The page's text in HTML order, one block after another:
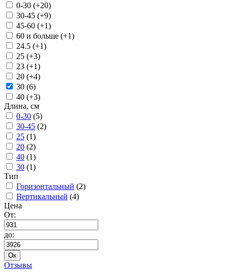
0-30 (+20)
30-45 (+9)
45-60 (+1)
60 и больше (+1)
24.5 (+1)
25 (+3)
23 (+1)
20 (+4)
30 (6)
40 (+3)
Длина, см
0-30 (5)
30-45 (2)
25 (1)
20 (2)
40 (1)
30 (1)
Тип
Горизонтальный (2)
Вертикальный (4)
Цена
От:
до:
Ок
Отзывы